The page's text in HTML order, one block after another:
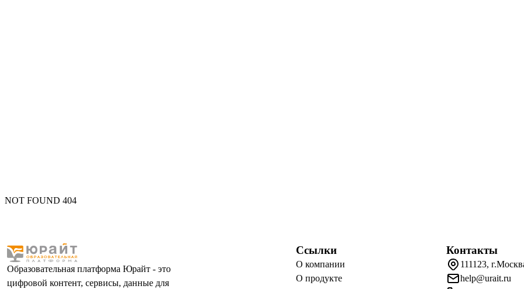
NOT FOUND 404
Образовательная платформа Юрайт - это
цифровой контент, сервисы, данные для
Ссылки
О компании
О продукте
Контакты
111123,
help@urait.ru